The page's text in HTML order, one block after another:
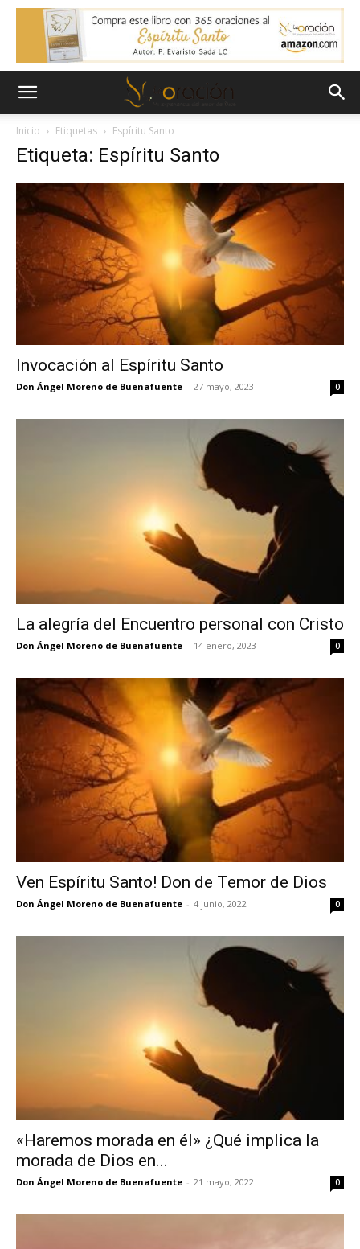
Inicio Etiquetas Espíritu Santo
Etiqueta: Espíritu Santo
Invocación al Espíritu Santo
Don Ángel Moreno de Buenafuente - 27 mayo, 2023 0
La alegría del Encuentro personal con Cristo
Don Ángel Moreno de Buenafuente - 14 enero, 2023 0
Ven Espíritu Santo! Don de Temor de Dios
Don Ángel Moreno de Buenafuente - 4 junio, 2022 0
«Haremos morada en él» ¿Qué implica la
morada de Dios en...
Don Ángel Moreno de Buenafuente - 21 mayo, 2022 0